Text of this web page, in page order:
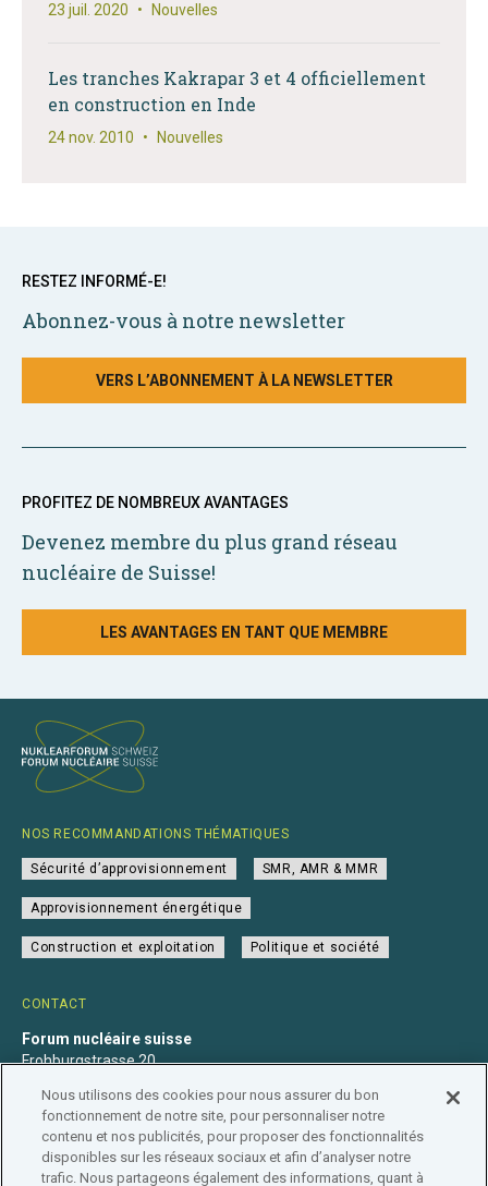
23 juil. 2020 • Nouvelles
Les tranches Kakrapar 3 et 4 officiellement
en construction en Inde
24 nov. 2010 • Nouvelles
RESTEZ INFORMÉ-E!
Abonnez-vous à notre newsletter
VERS L’ABONNEMENT À LA NEWSLETTER
PROFITEZ DE NOMBREUX AVANTAGES
Devenez membre du plus grand réseau
nucléaire de Suisse!
LES AVANTAGES EN TANT QUE MEMBRE
CONTACT
Forum nucléaire suisse
Frohburgstrasse 20
+41 31 560 36 50
info@nuklearforum.ch
NOS RECOMMANDATIONS THÉMATIQUES
Sécurité d’approvisionnement SMR, AMR & MMR
Approvisionnement énergétique
Construction et exploitation Politique et société
Nous utilisons des cookies pour nous assurer du bon
fonctionnement de notre site, pour personnaliser notre
contenu et nos publicités, pour proposer des fonctionnalités
disponibles sur les réseaux sociaux et afin d’analyser notre
trafic. Nous partageons également des informations, quant à